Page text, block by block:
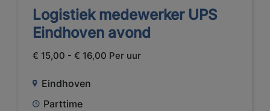
Logistiek medewerker UPS
Eindhoven avond
€ 15,00 - € 16,00 Per uur
Eindhoven
Parttime